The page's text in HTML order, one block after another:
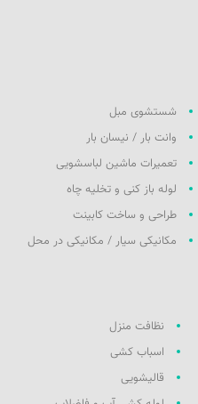
شستشوی مبل
وانت بار / نیسان بار
تعمیرات ماشین لباسشویی
لوله باز کنی و تخلیه چاه
طراحی و ساخت کابینت
مکانیکی سیار / مکانیکی در محل
نظافت منزل
اسباب کشی
قالیشویی